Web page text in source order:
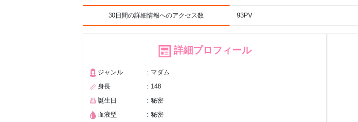
30日間の詳細情報へのアクセス数 93PV
詳細プロフィール
ジャンル
: マダム
身長
: 148
誕生日
: 秘密
血液型
: 秘密